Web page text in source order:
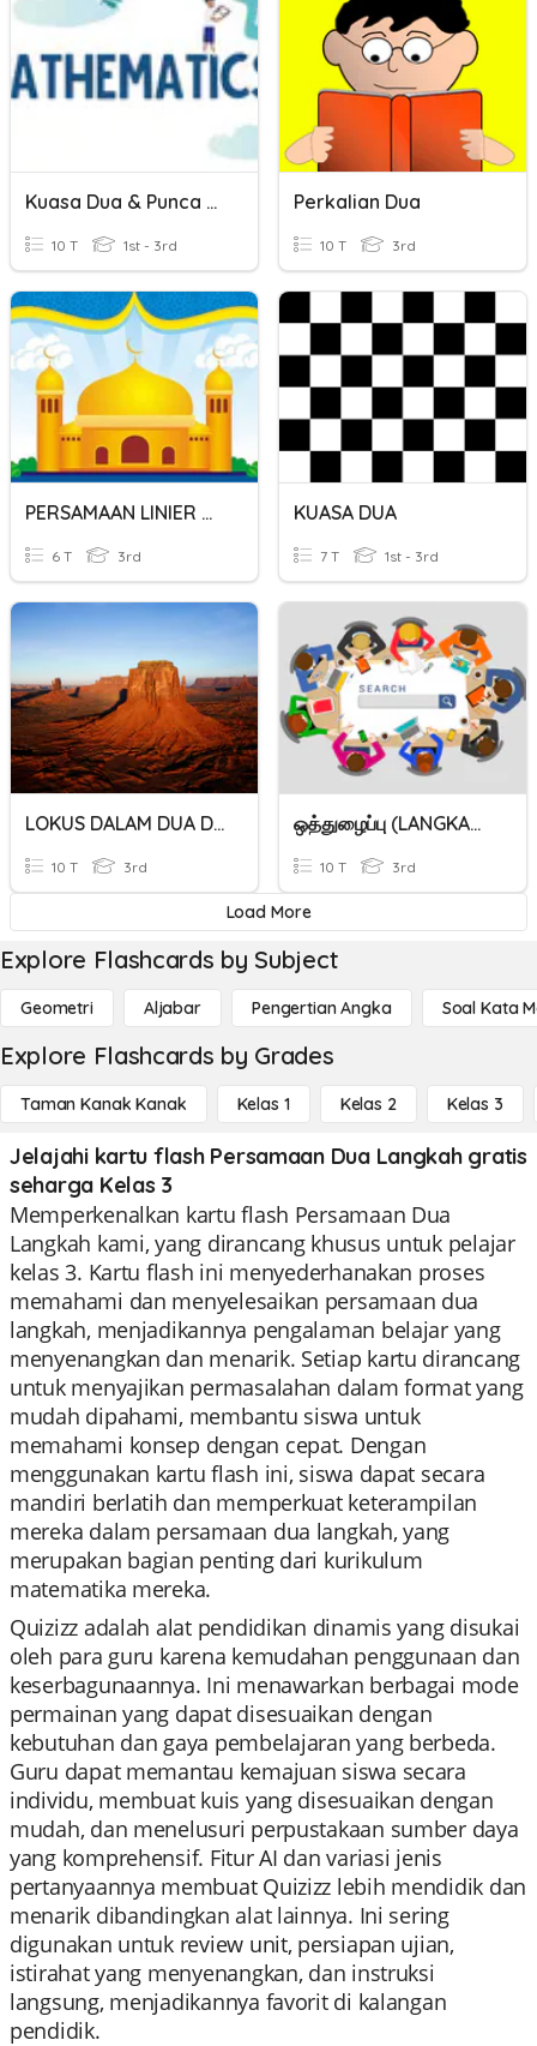
Kuasa Dua & Punca Kuasa Dua
10 T 1st - 3rd
Perkalian Dua
10 T 3rd
PERSAMAAN LINIER DUA VARIABEL
6 T 3rd
KUASA DUA
7 T 1st - 3rd
LOKUS DALAM DUA DIMENSI
10 T 3rd
ஒத்துழைப்பு (LANGKAH 2)
10 T 3rd
Load More
Explore Flashcards by Subject
Geometri Aljabar Pengertian Angka Soal Kata
Explore Flashcards by Grades
Taman Kanak Kanak Kelas 1 Kelas 2 Kelas 3
Jelajahi kartu flash Persamaan Dua Langkah gratis
seharga Kelas 3
Memperkenalkan kartu flash Persamaan Dua
Langkah kami, yang dirancang khusus untuk pelajar
kelas 3. Kartu flash ini menyederhanakan proses
memahami dan menyelesaikan persamaan dua
langkah, menjadikannya pengalaman belajar yang
menyenangkan dan menarik. Setiap kartu dirancang
untuk menyajikan permasalahan dalam format yang
mudah dipahami, membantu siswa untuk
memahami konsep dengan cepat. Dengan
menggunakan kartu flash ini, siswa dapat secara
mandiri berlatih dan memperkuat keterampilan
mereka dalam persamaan dua langkah, yang
merupakan bagian penting dari kurikulum
matematika mereka.
Quizizz adalah alat pendidikan dinamis yang disukai
oleh para guru karena kemudahan penggunaan dan
keserbagunaannya. Ini menawarkan berbagai mode
permainan yang dapat disesuaikan dengan
kebutuhan dan gaya pembelajaran yang berbeda.
Guru dapat memantau kemajuan siswa secara
individu, membuat kuis yang disesuaikan dengan
mudah, dan menelusuri perpustakaan sumber daya
yang komprehensif. Fitur AI dan variasi jenis
pertanyaannya membuat Quizizz lebih mendidik dan
menarik dibandingkan alat lainnya. Ini sering
digunakan untuk review unit, persiapan ujian,
istirahat yang menyenangkan, dan instruksi
langsung, menjadikannya favorit di kalangan
pendidik.